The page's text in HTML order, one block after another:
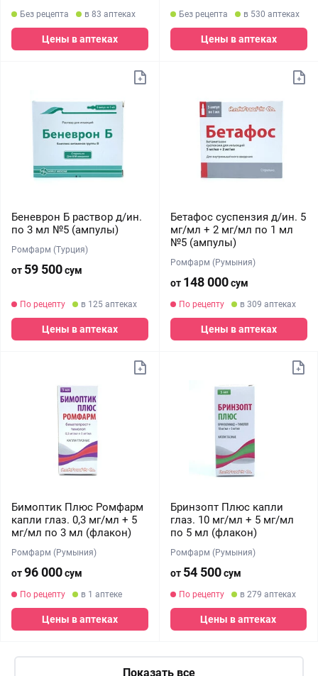
Без рецепта в 83 аптеках
Цены в аптеках
Без рецепта в 530 аптеках
Цены в аптеках
Беневрон Б раствор д/ин.
по 3 мл №5 (ампулы)
Ромфарм (Турция)
от 59 500сум
По рецепту в 125 аптеках
Цены в аптеках
Бетафос суспензия д/ин. 5
мг/мл + 2 мг/мл по 1 мл
№5 (ампулы)
Ромфарм (Румыния)
от 148 000сум
По рецепту в 309 аптеках
Цены в аптеках
Бимоптик Плюс Ромфарм
капли глаз. 0,3 мг/мл + 5
мг/мл по 3 мл (флакон)
Ромфарм (Румыния)
от96 000сум
По рецепту в 1 аптеке
Цены в аптеках
Бринзопт Плюс капли
глаз. 10 мг/мл + 5 мг/мл
по 5 мл (флакон)
Ромфарм (Румыния)
от 54 500сум
По рецепту в 279 аптеках
Цены в аптеках
Показать все